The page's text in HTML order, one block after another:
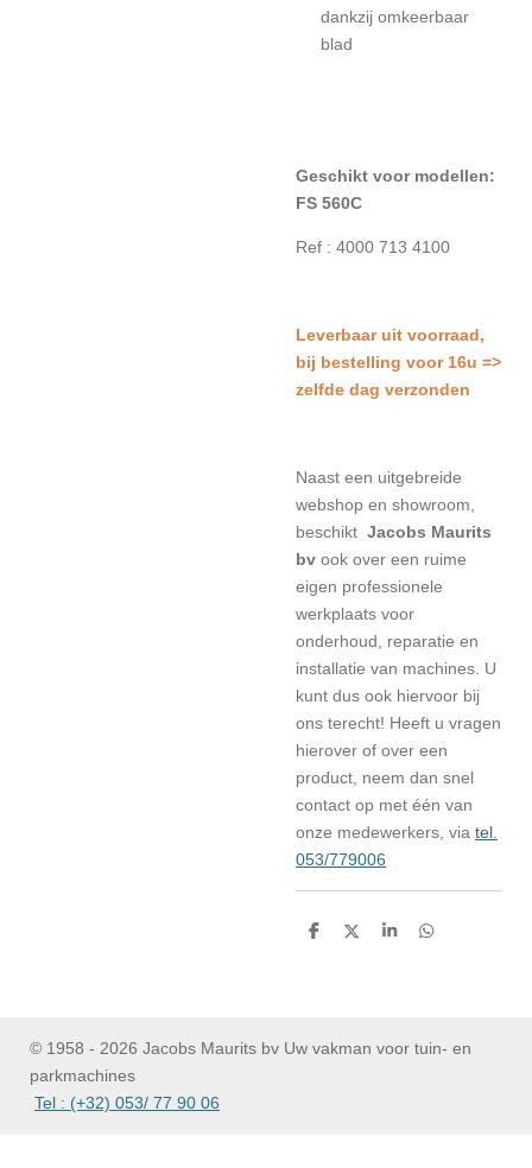
dankzij omkeerbaar
blad
Geschikt voor modellen:
FS 560C
Ref : 4000 713 4100
Leverbaar uit voorraad,
bij bestelling voor 16u =>
zelfde dag verzonden
Naast een uitgebreide
webshop en showroom,
beschikt Jacobs Maurits
bv ook over een ruime
eigen professionele
werkplaats voor
onderhoud, reparatie en
installatie van machines. U
kunt dus ook hiervoor bij
ons terecht! Heeft u vragen
hierover of over een
product, neem dan snel
contact op met één van
onze medewerkers, via tel.
053/779006
D
D
S
D
© 1958 - 2026 Jacobs Maurits bv Uw vakman voor tuin- en
parkmachines
Tel : (+32) 053/ 77 90 06